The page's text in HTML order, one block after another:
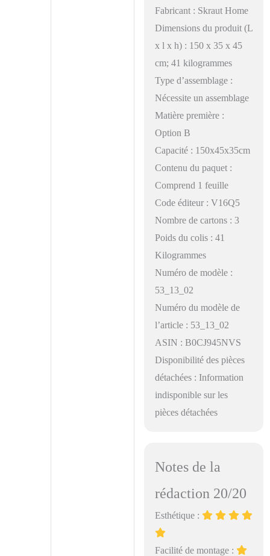
Fabricant : Skraut Home
Dimensions du produit (L
x l x h) : 150 x 35 x 45
cm; 41 kilogrammes
Type d’assemblage :
Nécessite un assemblage
Matière première :
Option B
Capacité : 150x45x35cm
Contenu du paquet :
Comprend 1 feuille
Code éditeur : V16Q5
Nombre de cartons : 3
Poids du colis : 41
Kilogrammes
Numéro de modèle :
53_13_02
Numéro du modèle de
l’article : 53_13_02
ASIN : B0CJ945NVS
Disponibilité des pièces
détachées : Information
indisponible sur les
pièces détachées
Notes de la
rédaction 20/20
Esthétique :
Facilité de montage :